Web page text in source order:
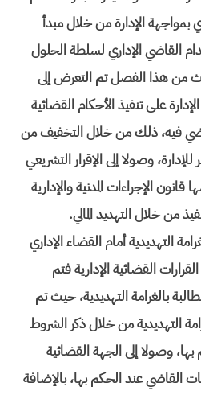
بمواجهة الإدارة من خلال مبدأ
القاضي الإداري لسلطة الحلول
من هذا الفصل تم التعرض إلى
على تنفيذ الأحكام القضائية
فيه، ذلك من خلال التخفيف من
وصولا إلى الإقرار التشريعي
قانون الإجراءات المدنية والإدارية
من خلال التهديد المالي.
التهديدية أمام القضاء الإداري
القضائية الإدارية فتم
بالغرامة التهديدية، حيث تم
التهديدية من خلال ذكر الشروط
وصولا إلى الجهة القضائية
القاضي عند الحكم بها، بالإضافة